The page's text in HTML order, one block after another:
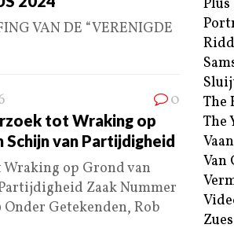
VAN DE “VERENIGDE
0
tot Wraking op
Schijn van Partijdigheid
Wraking op Grond van
Zaak Nummer
Onder Getekenden, Rob
Plus
The
The
Van